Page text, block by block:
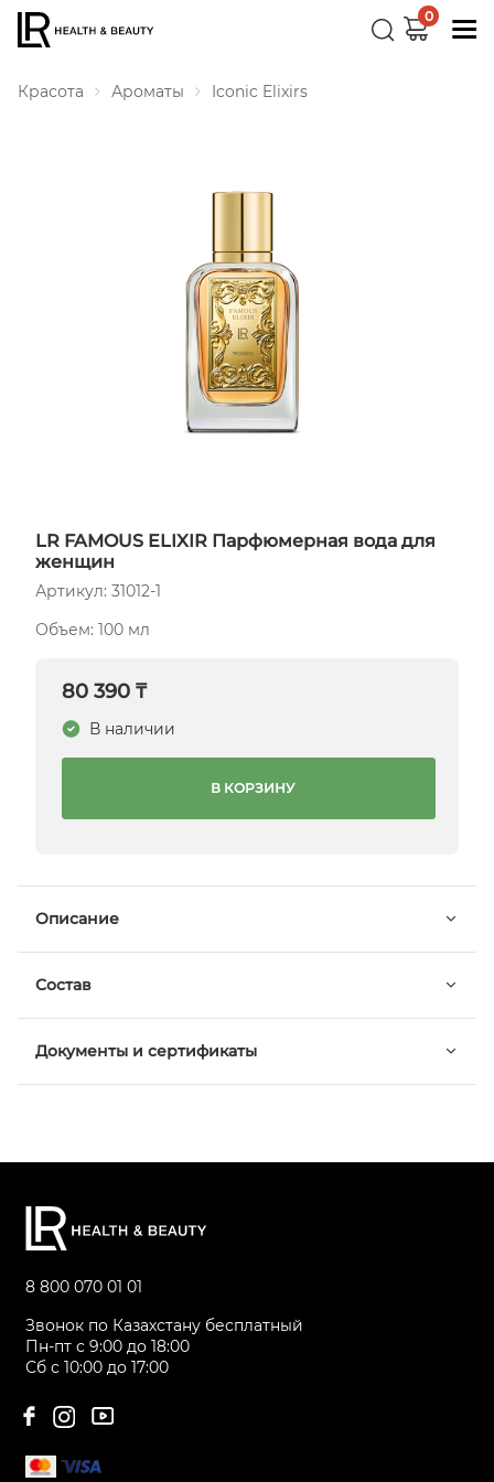
0
Красота Ароматы Iconic Elixirs
LR FAMOUS ELIXIR Парфюмерная вода для
женщин
Артикул: 31012-1
Объем: 100 мл
80 390 ₸
В наличии
В КОРЗИНУ
Описание
Состав
Документы и сертификаты
8 800 070 01 01
Звонок по Казахстану бесплатный
Пн-пт с 9:00 до 18:00
Сб с 10:00 до 17:00